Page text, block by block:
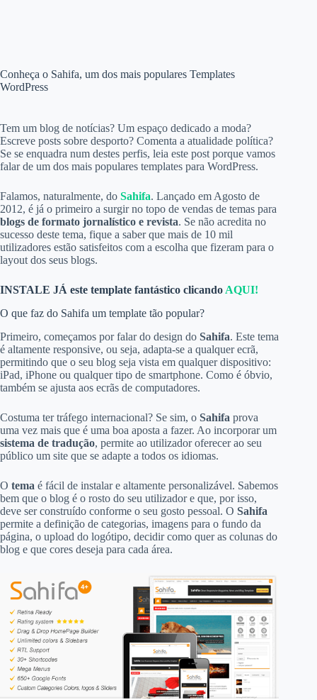
Conheça o Sahifa, um dos mais populares Templates
WordPress
Tem um blog de notícias? Um espaço dedicado a moda?
Escreve posts sobre desporto? Comenta a atualidade política?
Se se enquadra num destes perfis, leia este post porque vamos
falar de um dos mais populares templates para WordPress.
Falamos, naturalmente, do Sahifa. Lançado em Agosto de
2012, é já o primeiro a surgir no topo de vendas de temas para
blogs de formato jornalístico e revista. Se não acredita no
sucesso deste tema, fique a saber que mais de 10 mil
utilizadores estão satisfeitos com a escolha que fizeram para o
layout dos seus blogs.
INSTALE JÁ este template fantástico clicando AQUI!
O que faz do Sahifa um template tão popular?
Primeiro, começamos por falar do design do Sahifa. Este tema
é altamente responsive, ou seja, adapta-se a qualquer ecrã,
permitindo que o seu blog seja vista em qualquer dispositivo:
iPad, iPhone ou qualquer tipo de smartphone. Como é óbvio,
também se ajusta aos ecrãs de computadores.
Costuma ter tráfego internacional? Se sim, o Sahifa prova
uma vez mais que é uma boa aposta a fazer. Ao incorporar um
sistema de tradução, permite ao utilizador oferecer ao seu
público um site que se adapte a todos os idiomas.
O tema é fácil de instalar e altamente personalizável. Sabemos
bem que o blog é o rosto do seu utilizador e que, por isso,
deve ser construído conforme o seu gosto pessoal. O Sahifa
permite a definição de categorias, imagens para o fundo da
página, o upload do logótipo, decidir como quer as colunas do
blog e que cores deseja para cada área.